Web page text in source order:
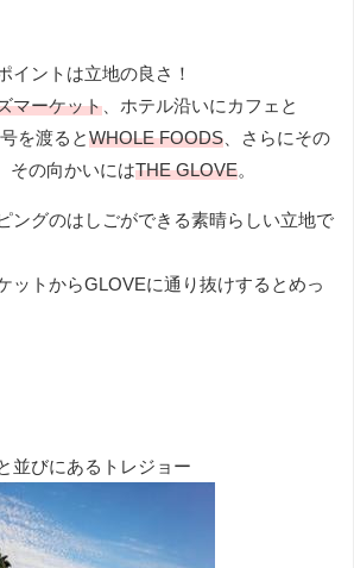
イントは立地の良さ！
マーケット 、ホテル沿いにカフェと
号を渡るとWHOLE FOODS 、さらにその
、その向かいにはTHE GLOVE。
ングのはしごができる素晴らしい立地で
ットからGLOVEに通り抜けするとめっ
並びにあるトレジョー